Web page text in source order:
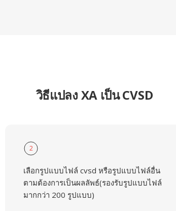
วิธีแปลง XA เป็น CVSD
2
เลือกรูปแบบไฟล์ cvsd หรือรูปแบบไฟล์อื่น
ตามต้องการเป็นผลลัพธ์(รองรับรูปแบบไฟล์
มากกว่า 200 รูปแบบ)